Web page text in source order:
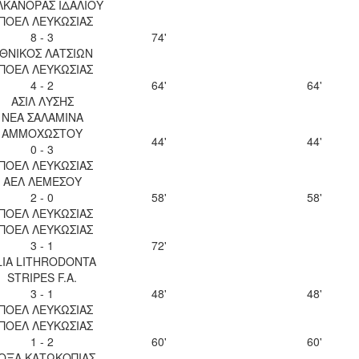
ΙΔΑΛΙΟΥ
ΛΕΥΚΩΣΙΑΣ
8 - 3
ΛΑΤΣΙΩΝ
74'
ΛΕΥΚΩΣΙΑΣ
4 - 2
ΑΣΙΛ ΛΥΣΗΣ
64' 64'
ΝΕΑ ΣΑΛΑΜΙΝΑ
ΑΜΜΟΧΩΣΤΟΥ
0 - 3
ΛΕΥΚΩΣΙΑΣ
44' 44'
ΑΕΛ ΛΕΜΕΣΟΥ
2 - 0
ΛΕΥΚΩΣΙΑΣ
58'
58'
ΛΕΥΚΩΣΙΑΣ
3 - 1
LITHRODONTA
72'
STRIPES F.A.
3 - 1
ΛΕΥΚΩΣΙΑΣ
48'
48'
ΛΕΥΚΩΣΙΑΣ
1 - 2
60'
60'